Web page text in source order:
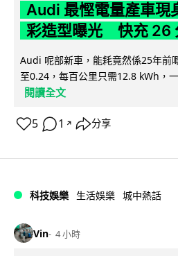
Audi 最慳電量產車
彩造型曝光 快充 26
Audi 呢部新車，能耗竟然係25年前
至0.24，每百公里只需12.8 kWh，
閱讀全文
5 1 ↗ 分享
科技娛樂 生活娛樂 城中熱話
Vin 4 小時